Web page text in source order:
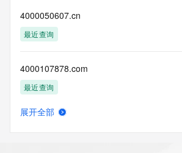
4000050607.cn
最近查询
4000107878.com
最近查询
展开全部